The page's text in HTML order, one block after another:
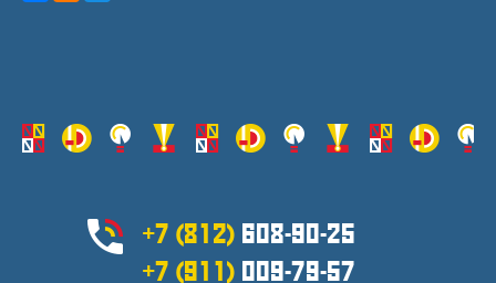
+7 (812) 608-90-25
+7 (911) 009-79-57